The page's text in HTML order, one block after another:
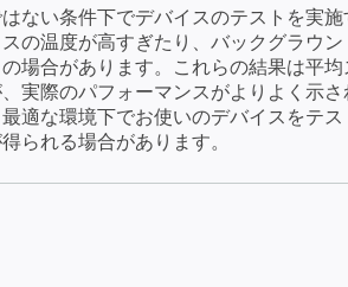
ない条件下でデバイスのテストを実施
の温度が高すぎたり、バックグラウ
場合があります。これらの結果は平均
実際のパフォーマンスがよりよく示さ
適な環境下でお使いのデバイスをテス
られる場合があります。